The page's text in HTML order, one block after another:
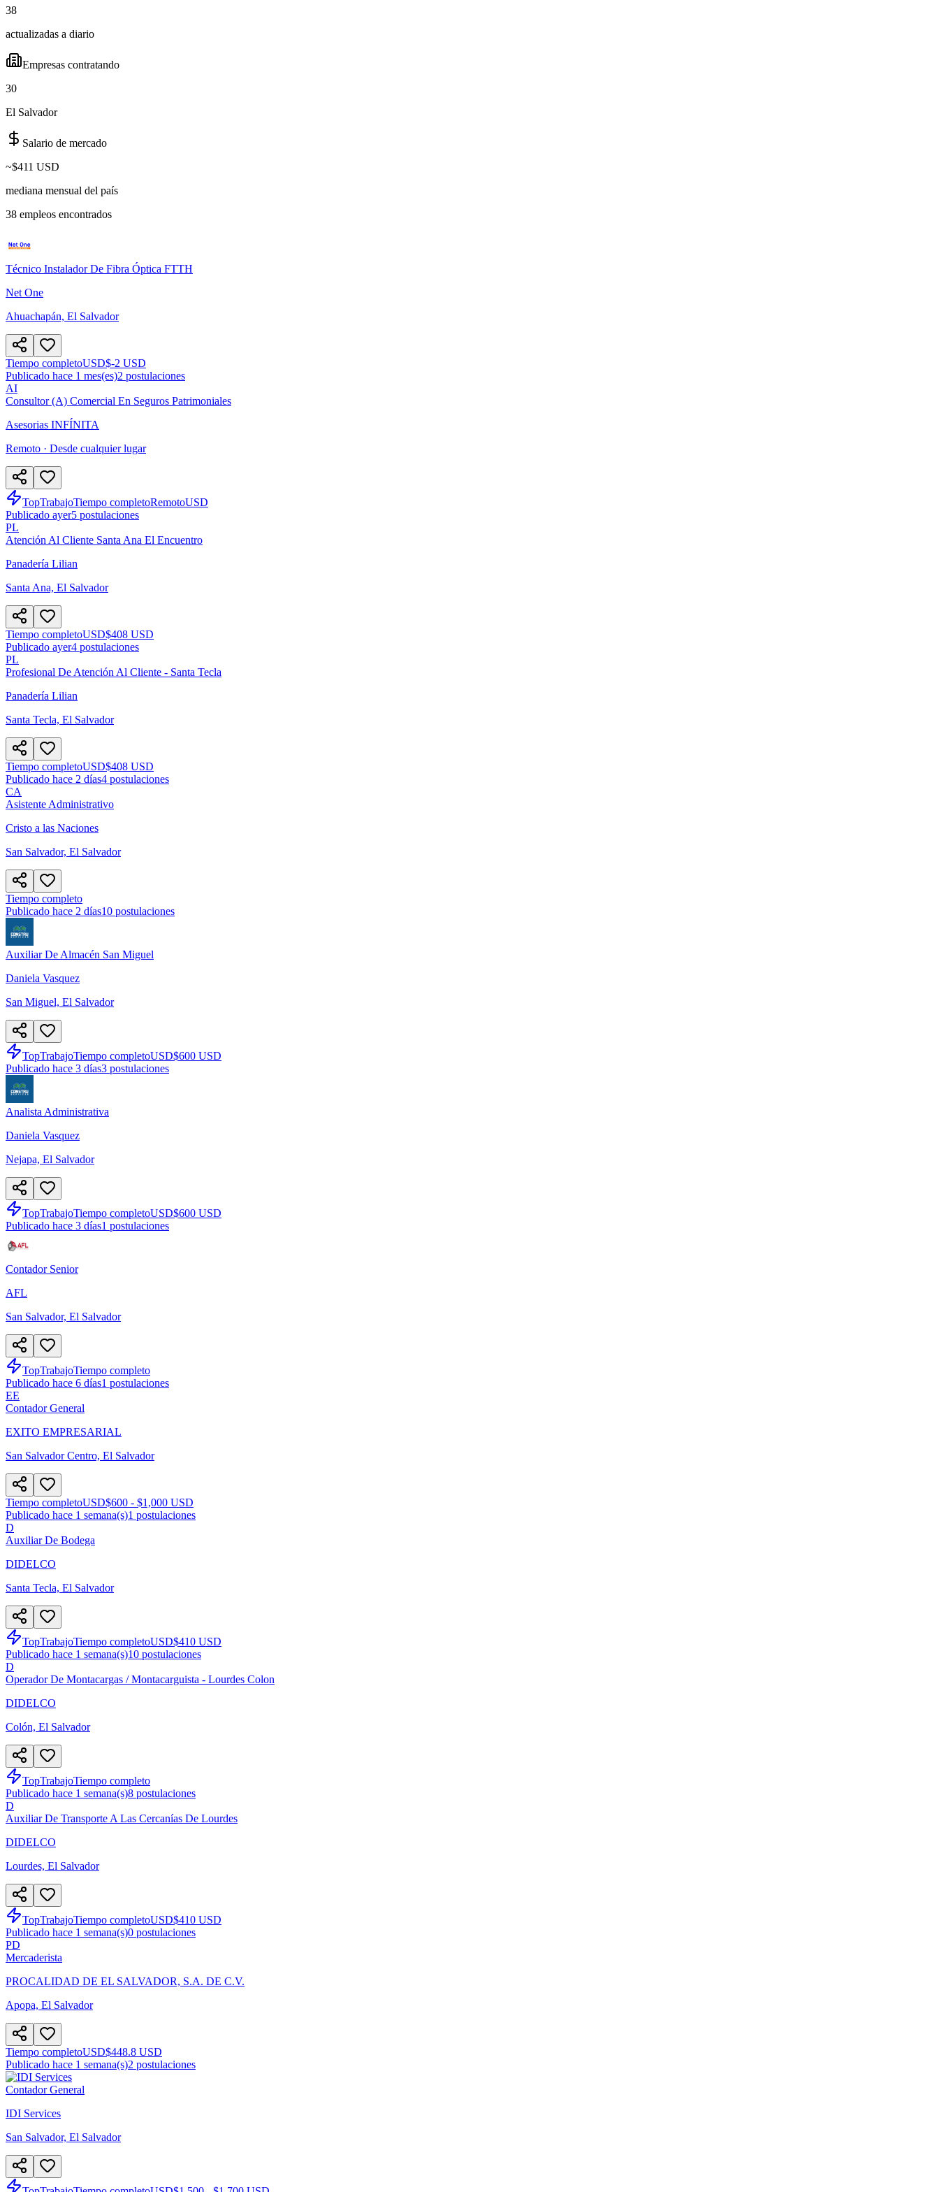
38
actualizadas a diario
Empresas contratando
30
El Salvador
Salario de mercado
~$411 USD
mediana mensual del país
38 empleos encontrados
Técnico Instalador De Fibra Óptica FTTH
Net One
Ahuachapán, El Salvador
Tiempo completoUSD$-2 USD
Publicado hace 1 mes(es)2 postulaciones
AI
Consultor (a) Comercial En Seguros Patrimoniales
Asesorias INFÍNITA
Remoto · Desde cualquier lugar
TopTrabajoTiempo completoRemotoUSD
Publicado ayer5 postulaciones
PL
Atención Al Cliente Santa Ana El Encuentro
Panadería Lilian
Santa Ana, El Salvador
Tiempo completoUSD$408 USD
Publicado ayer4 postulaciones
PL
Profesional De Atención Al Cliente - Santa Tecla
Panadería Lilian
Santa Tecla, El Salvador
Tiempo completoUSD$408 USD
Publicado hace 2 días4 postulaciones
CA
Asistente Administrativo
Cristo a las Naciones
San Salvador, El Salvador
Tiempo completo
Publicado hace 2 días10 postulaciones
Auxiliar De Almacén San Miguel
Daniela Vasquez
San Miguel, El Salvador
TopTrabajoTiempo completoUSD$600 USD
Publicado hace 3 días3 postulaciones
Analista Administrativa
Daniela Vasquez
Nejapa, El Salvador
TopTrabajoTiempo completoUSD$600 USD
Publicado hace 3 días1 postulaciones
Contador Senior
AFL
San Salvador, El Salvador
TopTrabajoTiempo completo
Publicado hace 6 días1 postulaciones
EE
Contador General
EXITO EMPRESARIAL
San Salvador Centro, El Salvador
Tiempo completoUSD$600 - $1,000 USD
Publicado hace 1 semana(s)1 postulaciones
D
Auxiliar De Bodega
DIDELCO
Santa Tecla, El Salvador
TopTrabajoTiempo completoUSD$410 USD
Publicado hace 1 semana(s)10 postulaciones
D
Operador De Montacargas / Montacarguista - Lourdes Colon
DIDELCO
Colón, El Salvador
TopTrabajoTiempo completo
Publicado hace 1 semana(s)8 postulaciones
D
Auxiliar De Transporte A Las Cercanías De Lourdes
DIDELCO
Lourdes, El Salvador
TopTrabajoTiempo completoUSD$410 USD
Publicado hace 1 semana(s)0 postulaciones
PD
Mercaderista
PROCALIDAD DE EL SALVADOR, S.A. DE C.V.
Apopa, El Salvador
Tiempo completoUSD$448.8 USD
Publicado hace 1 semana(s)2 postulaciones
Contador General
IDI Services
San Salvador, El Salvador